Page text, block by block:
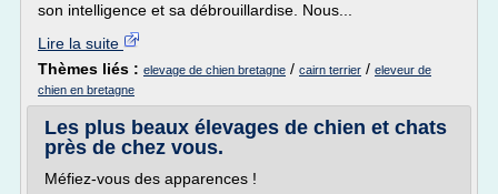
son intelligence et sa débrouillardise. Nous...
Lire la suite
Thèmes liés : elevage de chien bretagne / cairn terrier / eleveur de
chien en bretagne
Les plus beaux élevages de chien et chats
près de chez vous.
Méfiez-vous des apparences !